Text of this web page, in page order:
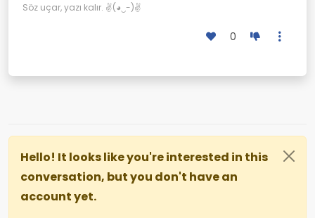
Söz uçar, yazı kalır. ✌(◕‿-)✌
0
Hello! It looks like you're interested in this
conversation, but you don't have an
account yet.